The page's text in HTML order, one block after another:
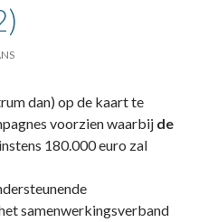
dan) op de kaart te
voorzien waarbij de
180.000 euro zal
samenwerkingsverband